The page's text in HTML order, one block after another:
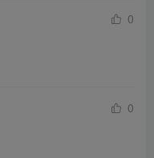
0
0